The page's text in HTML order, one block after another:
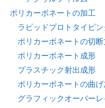
ポリカーボネートの加工
ラピッドプロトタイピン
ポリカーボネートの切
ポリカーボネート成形
プラスチック射出成形
ポリカーボネートの曲げ
グラフィックオーバー